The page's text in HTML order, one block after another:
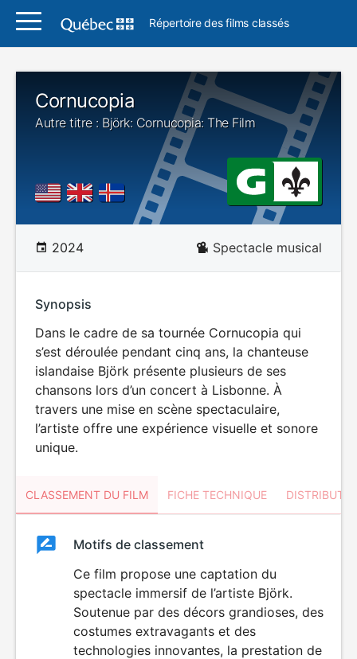
Répertoire des films classés
Cornucopia
Autre titre : Björk: Cornucopia: The Film
2024 Spectacle musical
Synopsis
Dans le cadre de sa tournée Cornucopia qui
s’est déroulée pendant cinq ans, la chanteuse
islandaise Björk présente plusieurs de ses
chansons lors d’un concert à Lisbonne. À
travers une mise en scène spectaculaire,
l’artiste offre une expérience visuelle et sonore
unique.
CLASSEMENT DU FILM FICHE TECHNIQUE
ClassementClassement
Motifs de classement
Ce film propose une captation du
spectacle immersif de l’artiste Björk.
Soutenue par des décors grandioses, des
costumes extravagants et des
technologies innovantes, la prestation de